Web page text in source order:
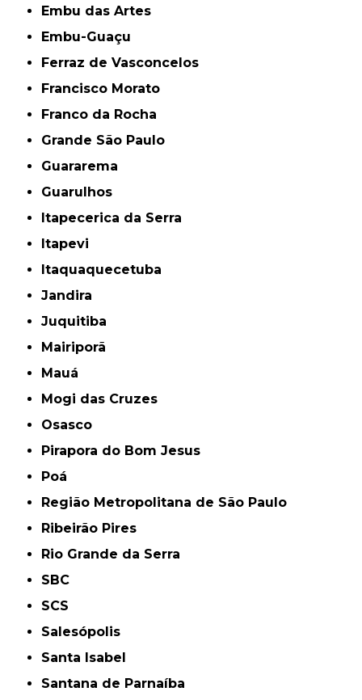
Embu das Artes
Embu-Guaçu
Ferraz de Vasconcelos
Francisco Morato
Franco da Rocha
Grande São Paulo
Guararema
Guarulhos
Itapecerica da Serra
Itapevi
Itaquaquecetuba
Jandira
Juquitiba
Mairiporã
Mauá
Mogi das Cruzes
Osasco
Pirapora do Bom Jesus
Poá
Região Metropolitana de São Paulo
Ribeirão Pires
Rio Grande da Serra
SBC
SCS
Salesópolis
Santa Isabel
Santana de Parnaíba